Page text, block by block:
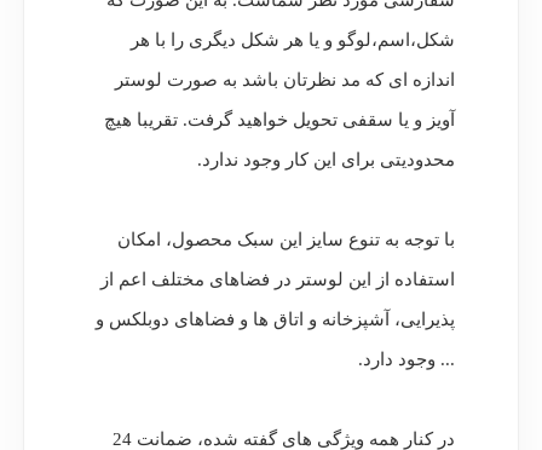
شکل،اسم،لوگو و یا هر شکل دیگری را با هر
اندازه ای که مد نظرتان باشد به صورت لوستر
آویز و یا سقفی تحویل خواهید گرفت. تقریبا هیچ
محدودیتی برای این کار وجود ندارد.
با توجه به تنوع سایز این سبک محصول، امکان
استفاده از این لوستر در فضاهای مختلف اعم از
پذیرایی، آشپزخانه و اتاق ها و فضاهای دوبلکس و
... وجود دارد.
در کنار همه ویژگی های گفته شده، ضمانت 24